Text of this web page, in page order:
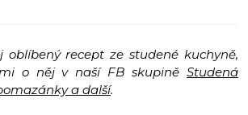
oblíbený recept ze studené kuchyně,
o něj v naší FB skupině Studená
a další.